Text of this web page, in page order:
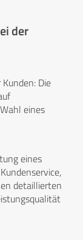
der
Die
eines
eines
detaillierten